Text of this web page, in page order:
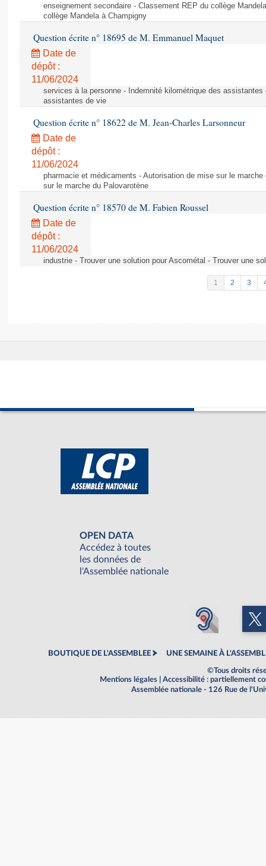
enseignement secondaire - Classement REP du collège
collège Mandela à Champigny
Question écrite n° 18695 de M. Emmanuel Maquet
Date de
dépôt :
11/06/2024
services à la personne - Indemnité kilométrique des
assistantes de vie
Question écrite n° 18622 de M. Jean-Charles Larsonneur
Date de
dépôt :
11/06/2024
pharmacie et médicaments - Autorisation de mise sur le
sur le marche du Palovarotène
Question écrite n° 18570 de M. Fabien Roussel
Date de
dépôt :
11/06/2024
industrie - Trouver une solution pour Ascométal - Trouver une
1 2 3
OPEN DATA
Accédez à toutes
les données de
l'Assemblée nationale
BOUTIQUE DE L'ASSEMBLEE UNE SEMAINE À
©Tous droits
Mentions légales
Accessibilité : partiellement
Assemblée nationale - 126 Rue de